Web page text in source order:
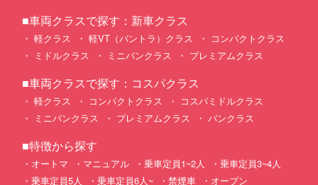
■車両クラスで探す：新車クラス
軽クラス 軽VT（バントラ）クラス
コンパクトクラス
ミドルクラス
ミニバンクラス プレミアムクラス
■車両クラスで探す：コスパクラス
軽クラス コンパクトクラス
コスパミドルクラス
ミニバンクラス
プレミアムクラス バンクラス
■特徴から探す
オートマ マニュアル 乗車定員1~2人
乗車定員3~4人
乗車定員5人
乗車定員6人~ 禁煙車 オープン